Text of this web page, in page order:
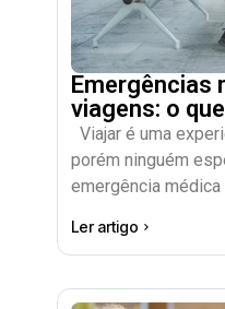
Emergências
viagens: o
Viajar é uma
porém ninguém
emergência médica
Ler artigo